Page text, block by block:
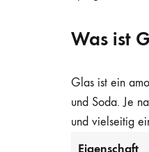
Was ist
Glas ist ein
und Soda. Je
und vielseitig
Eigenschaft